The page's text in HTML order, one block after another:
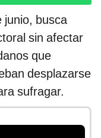
junio, busca
sin afectar
que
desplazarse
sufragar.